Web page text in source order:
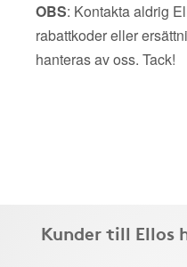
OBS: Kontakta aldrig
rabattkoder eller
hanteras av oss. Tack!
Kunder till Ellos